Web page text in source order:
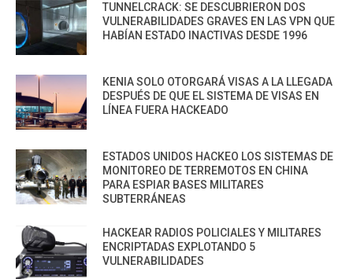
TUNNELCRACK: SE DESCUBRIERON DOS
VULNERABILIDADES GRAVES EN LAS VPN QUE
HABÍAN ESTADO INACTIVAS DESDE 1996
KENIA SOLO OTORGARÁ VISAS A LA LLEGADA
DESPUÉS DE QUE EL SISTEMA DE VISAS EN
LÍNEA FUERA HACKEADO
ESTADOS UNIDOS HACKEO LOS SISTEMAS DE
MONITOREO DE TERREMOTOS EN CHINA
PARA ESPIAR BASES MILITARES
SUBTERRÁNEAS
HACKEAR RADIOS POLICIALES Y MILITARES
ENCRIPTADAS EXPLOTANDO 5
VULNERABILIDADES